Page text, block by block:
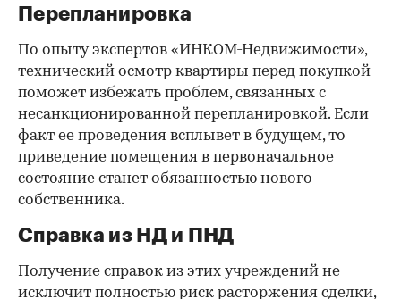
Перепланировка
По опыту экспертов «ИНКОМ-Недвижимости»,
технический осмотр квартиры перед покупкой
поможет избежать проблем, связанных с
несанкционированной перепланировкой. Если
факт ее проведения всплывет в будущем, то
приведение помещения в первоначальное
состояние станет обязанностью нового
собственника.
Справка из НД и ПНД
Получение справок из этих учреждений не
исключит полностью риск расторжения сделки,